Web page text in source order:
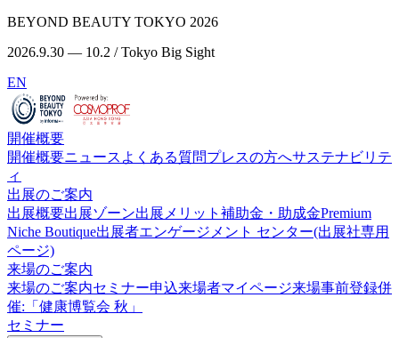
BEYOND BEAUTY TOKYO 2026
2026.9.30 — 10.2 / Tokyo Big Sight
EN
開催概要
開催概要ニュース よくある質問プレスの方へサステナビリテ
ィ
出展のご案内
出展概要出展ゾーン出展メリット 補助金・助成金Premium
Niche Boutique出展者エンゲージメント センター(出展社専用
ページ)
来場のご案内
来場のご案内セミナー申込来場者マイページ来場事前登録併
催:「健康博覧会 秋」
セミナー